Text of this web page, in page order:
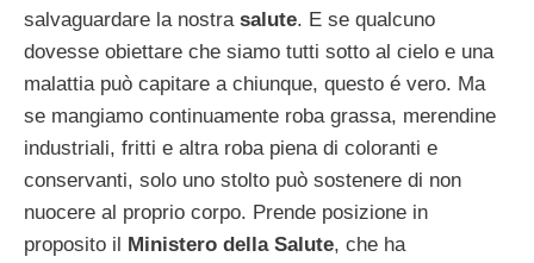
salvaguardare la nostra salute. E se qualcuno
dovesse obiettare che siamo tutti sotto al cielo e una
malattia può capitare a chiunque, questo é vero. Ma
se mangiamo continuamente roba grassa, merendine
industriali, fritti e altra roba piena di coloranti e
conservanti, solo uno stolto può sostenere di non
nuocere al proprio corpo. Prende posizione in
proposito il Ministero della Salute, che ha